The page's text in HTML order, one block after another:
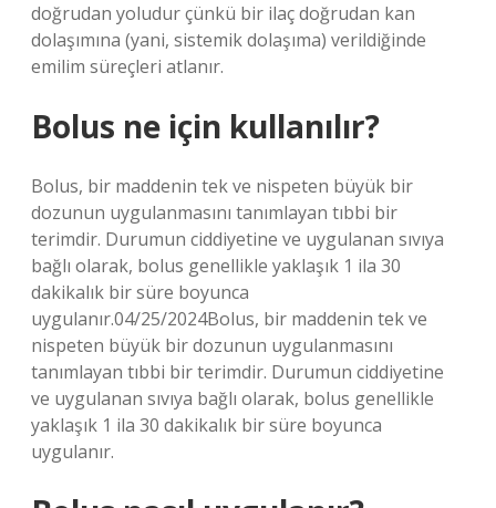
doğrudan yoludur çünkü bir ilaç doğrudan kan
dolaşımına (yani, sistemik dolaşıma) verildiğinde
emilim süreçleri atlanır.
Bolus ne için kullanılır?
Bolus, bir maddenin tek ve nispeten büyük bir
dozunun uygulanmasını tanımlayan tıbbi bir
terimdir. Durumun ciddiyetine ve uygulanan sıvıya
bağlı olarak, bolus genellikle yaklaşık 1 ila 30
dakikalık bir süre boyunca
uygulanır.04/25/2024Bolus, bir maddenin tek ve
nispeten büyük bir dozunun uygulanmasını
tanımlayan tıbbi bir terimdir. Durumun ciddiyetine
ve uygulanan sıvıya bağlı olarak, bolus genellikle
yaklaşık 1 ila 30 dakikalık bir süre boyunca
uygulanır.